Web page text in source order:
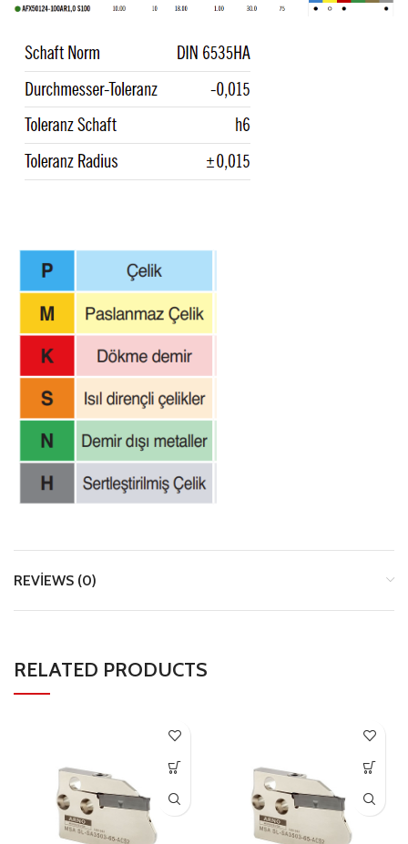
REVIEWS (0)
RELATED PRODUCTS